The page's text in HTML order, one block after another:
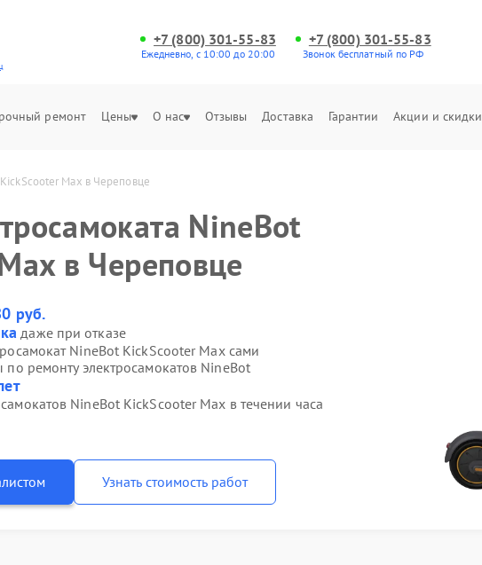
+7 (800) 301-55-83
Ежедневно, с 10:00 до 20:00
+7 (800) 301-55-83
Звонок бесплатный по РФ
ремонт Цены О нас Отзывы Доставка Гарантии Акции и скидки
Max в Череповце
NineBot
в Череповце
руб.
даже при отказе
NineBot KickScooter Max сами
ремонту электросамокатов NineBot
NineBot KickScooter Max в течении часа
Узнать стоимость работ